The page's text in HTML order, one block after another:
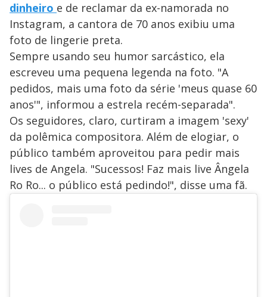
dinheiro e de reclamar da ex-namorada no
Instagram, a cantora de 70 anos exibiu uma
foto de lingerie preta.
Sempre usando seu humor sarcástico, ela
escreveu uma pequena legenda na foto. "A
pedidos, mais uma foto da série 'meus quase 60
anos'", informou a estrela recém-separada".
Os seguidores, claro, curtiram a imagem 'sexy'
da polêmica compositora. Além de elogiar, o
público também aproveitou para pedir mais
lives de Angela. "Sucessos! Faz mais live Ângela
Ro Ro... o público está pedindo!", disse uma fã.